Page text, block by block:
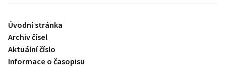
Úvodní stránka
Archiv čísel
Aktuální číslo
Informace o časopisu